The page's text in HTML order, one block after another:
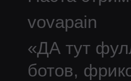
vovapain
«ДА тут
ботов,